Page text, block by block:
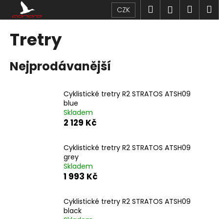
obsah
CZK Hledat
Tretry
Nejprodávanější
Cyklistické tretry R2 STRATOS ATSH09
blue
Skladem
2 129 Kč
Cyklistické tretry R2 STRATOS ATSH09
grey
Skladem
1 993 Kč
Cyklistické tretry R2 STRATOS ATSH09
black
o
o